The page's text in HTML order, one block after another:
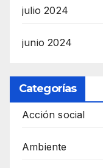
julio 2024
junio 2024
Categorías
Acción social
Ambiente